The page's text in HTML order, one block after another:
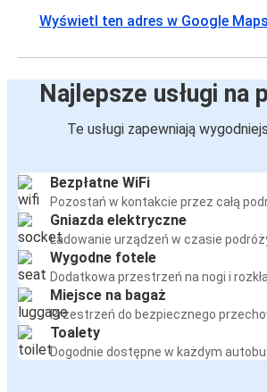
Wyświetl ten adres w Google Maps
Najlepsze usługi na
Te usługi zapewniają
Bezpłatne WiFi
Pozostań w kontakcie przez całą
Gniazda elektryczne
Ładowanie urządzeń w czasie
Wygodne fotele
Dodatkowa przestrzeń na nogi i
Miejsce na bagaż
Przestrzeń do bezpiecznego
Toalety
Dogodnie dostępne w każdym